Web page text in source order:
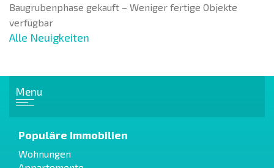
Baugrubenphase gekauft – Weniger fertige Objekte
verfügbar
Alle Neuigkeiten
Menu
Populäre Immobilien
Wohnungen